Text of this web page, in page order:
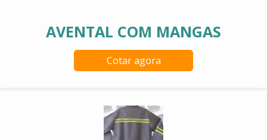
AVENTAL COM MANGAS
Cotar agora